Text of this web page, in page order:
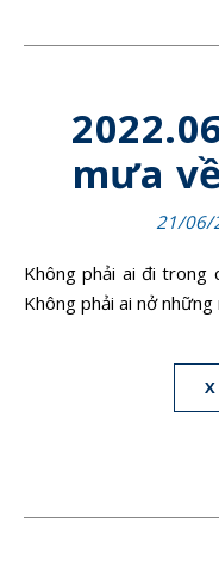
mưa
21/06/
Không phải ai đi trong cơn mưa cũng sẽ về dưới ánh nắng.
Không phải ai nở